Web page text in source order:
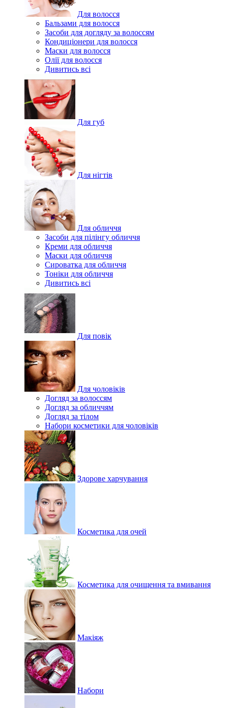
Для волосся
Бальзами для волосся
Засоби для догляду за волоссям
Кондиціонери для волосся
Маски для волосся
Олії для волосся
Дивитись всі
Для губ
Для нігтів
Для обличчя
Засоби для пілінгу обличчя
Креми для обличчя
Маски для обличчя
Сироватка для обличчя
Тоніки для обличчя
Дивитись всі
Для повік
Для чоловіків
Догляд за волоссям
Догляд за обличчям
Догляд за тілом
Набори косметики для чоловіків
Здорове харчування
Косметика для очей
Косметика для очищення та вмивання
Макіяж
Набори